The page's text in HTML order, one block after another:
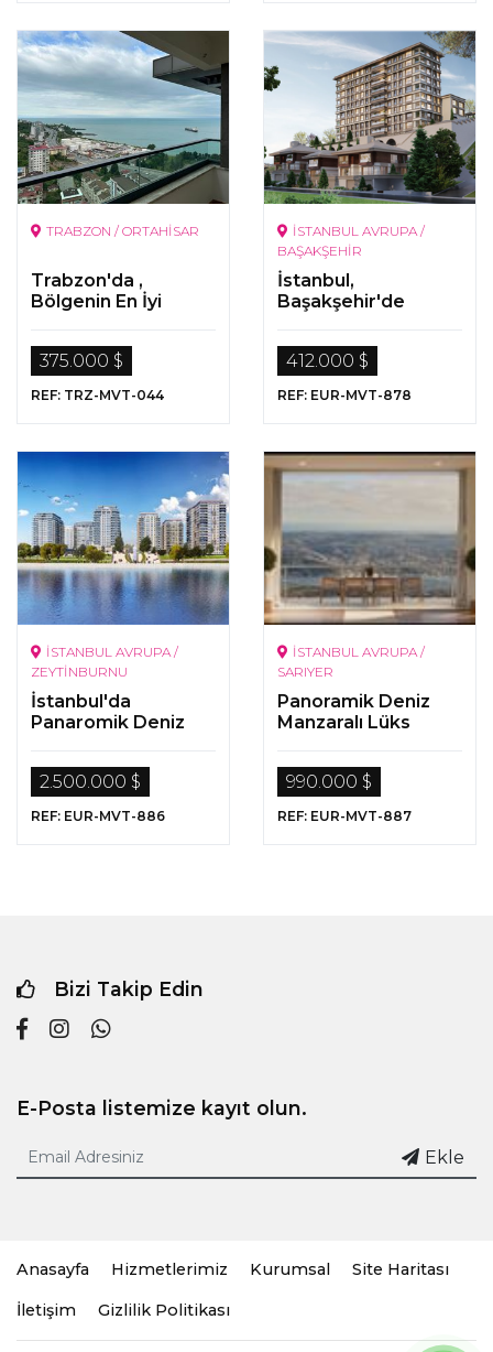
TRABZON / ORTAHİSAR
Trabzon'da ,
Bölgenin En İyi
Son Daireler
375.000 $
REF: TRZ-MVT-044
İSTANBUL AVRUPA /
BAŞAKŞEHİR
İstanbul,
Başakşehir'de
Gayrimenkuller
412.000 $
REF: EUR-MVT-878
İSTANBUL AVRUPA /
ZEYTİNBURNU
İstanbul'da
Panaromik Deniz
Daireler
2.500.000 $
REF: EUR-MVT-886
İSTANBUL AVRUPA /
SARIYER
Panoramik Deniz
Manzaralı Lüks
990.000 $
REF: EUR-MVT-887
Bizi Takip Edin
E-Posta listemize kayıt olun.
Ekle
Anasayfa Hizmetlerimiz Kurumsal Site Haritası
İletişim Gizlilik Politikası